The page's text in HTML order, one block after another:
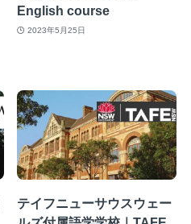
English course
2023年5月25日
テイフニューサウスウェー